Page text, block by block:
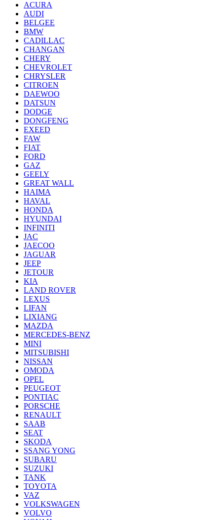
ACURA
AUDI
BELGEE
BMW
CADILLAC
CHANGAN
CHERY
CHEVROLET
CHRYSLER
CITROEN
DAEWOO
DATSUN
DODGE
DONGFENG
EXEED
FAW
FIAT
FORD
GAZ
GEELY
GREAT WALL
HAIMA
HAVAL
HONDA
HYUNDAI
INFINITI
JAC
JAECOO
JAGUAR
JEEP
JETOUR
KIA
LAND ROVER
LEXUS
LIFAN
LIXIANG
MAZDA
MERCEDES-BENZ
MINI
MITSUBISHI
NISSAN
OMODA
OPEL
PEUGEOT
PONTIAC
PORSCHE
RENAULT
SAAB
SEAT
SKODA
SSANG YONG
SUBARU
SUZUKI
TANK
TOYOTA
VAZ
VOLKSWAGEN
VOLVO